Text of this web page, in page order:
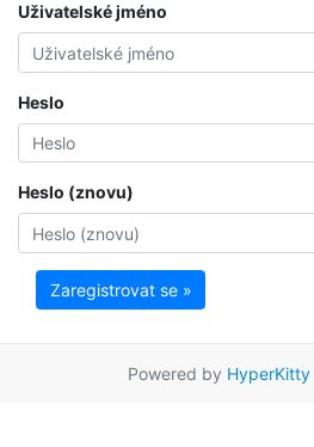
Uživatelské jméno
Heslo
Heslo (znovu)
Zaregistrovat se »
Powered by HyperKitty